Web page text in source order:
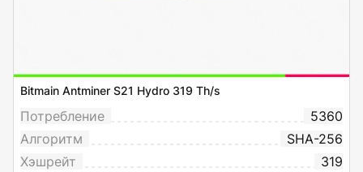
Bitmain Antminer S21 Hydro 319 Th/s
Потребление
5360
Алгоритм
SHA-256
Хэшрейт
319